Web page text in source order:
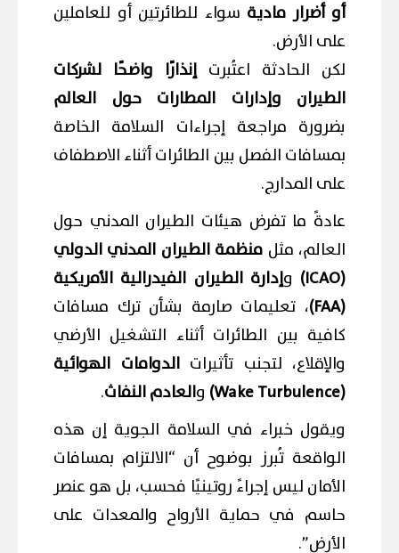
أو أضرار مادية سواء للطائرتين أو للعاملين
على الأرض.
لكن الحادثة اعتُبرتإنذارًا واضحًا لشركات
الطيران وإدارات المطارات حول العالم
بضرورة مراجعة إجراءات السلامة الخاصة
بمسافات الفصل بين الطائرات أثناء الاصطفاف
على المدارج.
عادةً ما تفرض هيئات الطيران المدني حول
العالم، مثل منظمة الطيران المدني الدولي
(ICAO)
وإدارة الطيران الفيدرالية الأمريكية
(FAA)
، تعليمات صارمة بشأن ترك مسافات
كافية بين الطائرات أثناء التشغيل الأرضي
والإقلاع، لتجنب تأثيراتالدوامات الهوائية
(Wake Turbulence)
والعادم النفاث.
ويقول خبراء في السلامة الجوية إن هذه
الواقعة تُبرز بوضوح أن “الالتزام بمسافات
الأمان ليس إجراءً روتينيًا فحسب، بل هو عنصر
حاسم في حماية الأرواح والمعدات على
الأرض”.